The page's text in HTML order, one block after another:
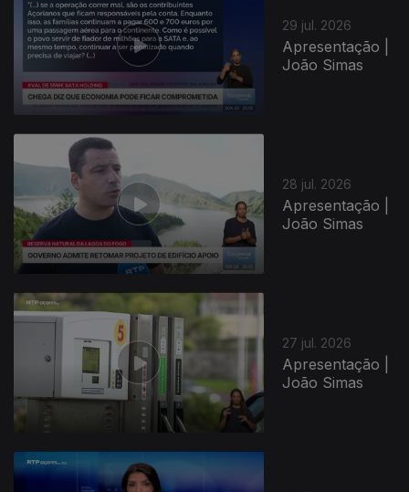
29 jul. 2026
Apresentação |
João Simas
28 jul. 2026
Apresentação |
João Simas
27 jul. 2026
Apresentação |
João Simas